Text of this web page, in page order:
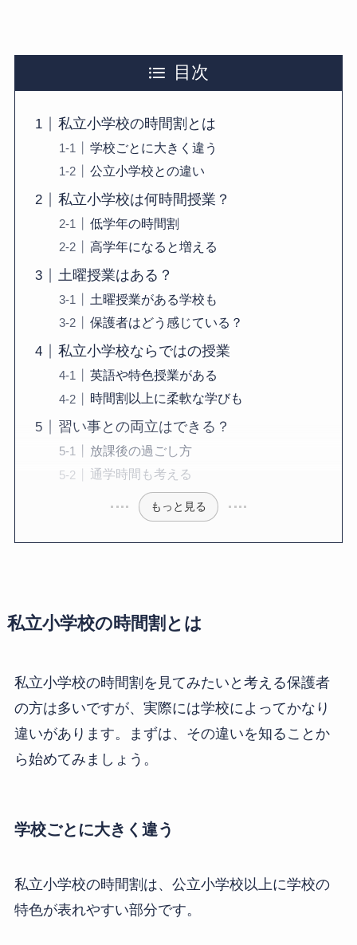
目次
私立小学校の時間割とは
学校ごとに大きく違う
公立小学校との違い
私立小学校は何時間授業？
低学年の時間割
高学年になると増える
土曜授業はある？
土曜授業がある学校も
保護者はどう感じている？
私立小学校ならではの授業
英語や特色授業がある
時間割以上に柔軟な学びも
習い事との両立はできる？
放課後の過ごし方
通学時間も考える
もっと見る
私立小学校の時間割とは
私立小学校の時間割を見てみたいと考える保護者
の方は多いですが、実際には学校によってかなり
違いがあります。まずは、その違いを知ることか
ら始めてみましょう。
学校ごとに大きく違う
私立小学校の時間割は、公立小学校以上に学校の
特色が表れやすい部分です。